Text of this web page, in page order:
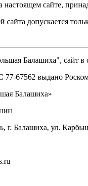
настоящем сайте,
допускается
Балашиха", сайт в
67562 выдано
Балашиха»
г. Балашиха, ул.